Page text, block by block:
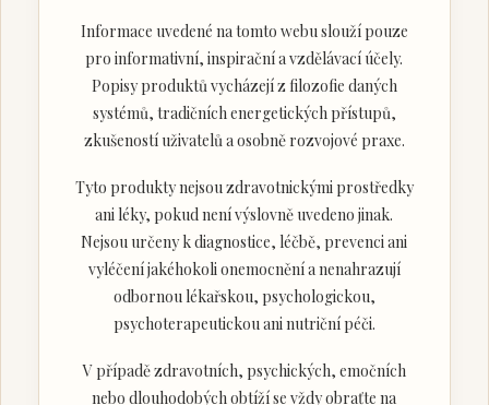
Informace uvedené na tomto webu slouží pouze
pro informativní, inspirační a vzdělávací účely.
Popisy produktů vycházejí z filozofie daných
systémů, tradičních energetických přístupů,
zkušeností uživatelů a osobně rozvojové praxe.
Tyto produkty nejsou zdravotnickými prostředky
ani léky, pokud není výslovně uvedeno jinak.
Nejsou určeny k diagnostice, léčbě, prevenci ani
vyléčení jakéhokoli onemocnění a nenahrazují
odbornou lékařskou, psychologickou,
psychoterapeutickou ani nutriční péči.
V případě zdravotních, psychických, emočních
nebo dlouhodobých obtíží se vždy obraťte na